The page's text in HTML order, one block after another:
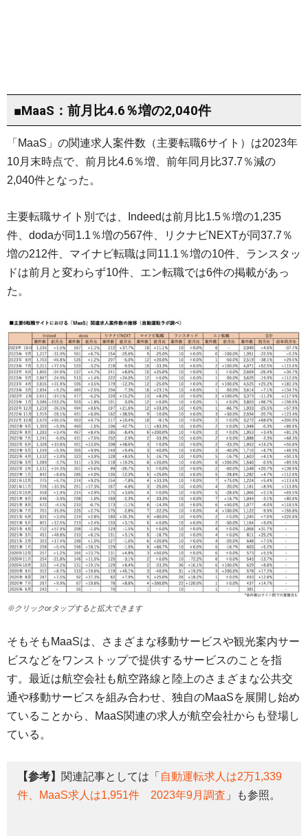
■MaaS：前月比4.6％増の2,040件
「MaaS」の関連求人案件数（主要転職6サイト）は2023年
10月末時点で、前月比4.6％増、前年同月比37.7％減の
2,040件となった。
主要転職サイト別では、Indeedは前月比1.5％増の1,235
件、dodaが同1.1％増の567件、リクナビNEXTが同37.7％
増の212件、マイナビ転職は同11.1％増の10件、ランスタッ
ドは前月と変わらず10件、エン転職では6件の掲載があっ
た。
※クリックorタップすると拡大できます
そもそもMaaSは、さまざまな移動サービスや観光案内サー
ビスなどをワンストップで提供するサービスのことを指
す。最近は航空会社も航空路線と陸上のさまざまな公共交
通や移動サービスを組み合わせ、独自のMaaSを展開し始め
ていることから、MaaS関連の求人が航空会社からも登場し
ている。
【参考】 関連記事としては「 自動運転求人は2万1,339
件、MaaS求人は1,951件 2023年9月調査 」も参照。